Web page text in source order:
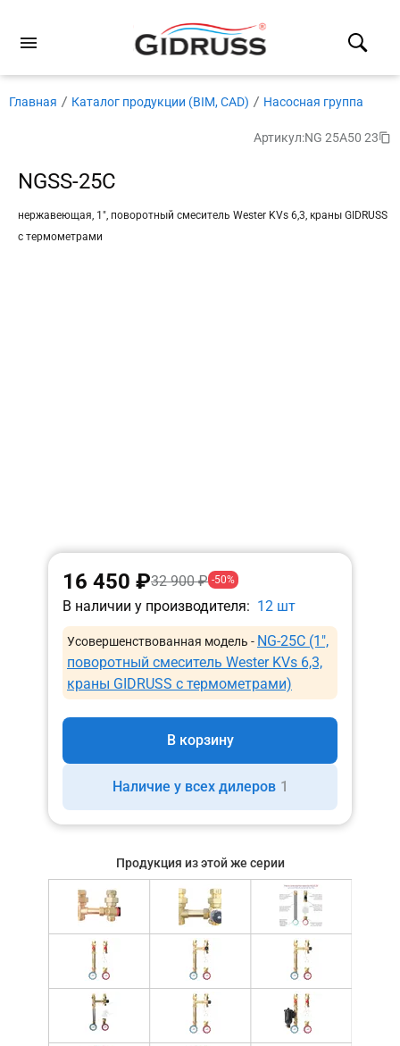
Главная Каталог продукции (BIM, CAD) Насосная группа
Артикул:NG 25A50 23
NGSS-25C
нержавеющая, 1″, поворотный смеситель Wester KVs 6,3, краны GIDRUSS
с термометрами
16 450 ₽32 900 ₽ -50%
В наличии у производителя: 12 шт
Усовершенствованная модель - NG-25C (1″,
поворотный смеситель Wester KVs 6,3,
краны GIDRUSS с термометрами)
В корзину
Наличие у всех дилеров 1
Продукция из этой же серии